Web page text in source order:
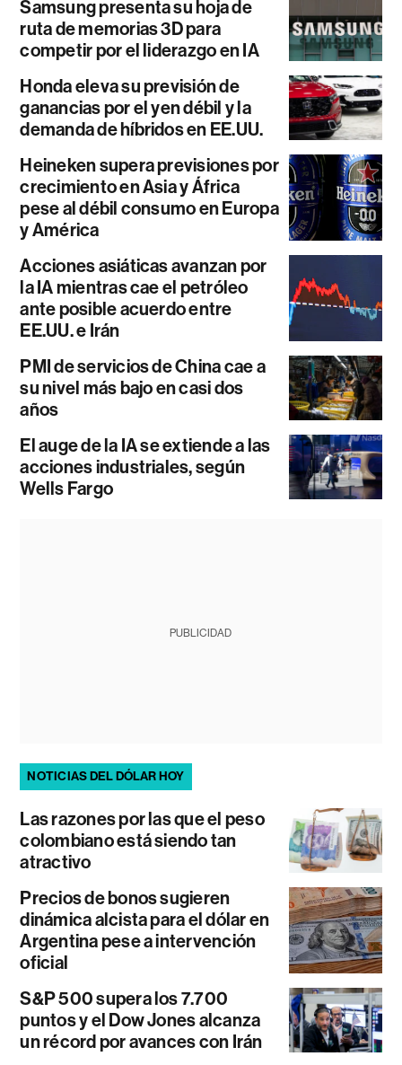
Samsung presenta su hoja de
ruta de memorias 3D para
competir por el liderazgo en IA
Honda eleva su previsión de
ganancias por el yen débil y la
demanda de híbridos en EE.UU.
Heineken supera previsiones por
crecimiento en Asia y África
pese al débil consumo en Europa
y América
Acciones asiáticas avanzan por
la IA mientras cae el petróleo
ante posible acuerdo entre
EE.UU. e Irán
PMI de servicios de China cae a
su nivel más bajo en casi dos
años
El auge de la IA se extiende a las
acciones industriales, según
Wells Fargo
PUBLICIDAD
NOTICIAS DEL DÓLAR HOY
Las razones por las que el peso
colombiano está siendo tan
atractivo
Precios de bonos sugieren
dinámica alcista para el dólar en
Argentina pese a intervención
oficial
S&P 500 supera los 7.700
puntos y el Dow Jones alcanza
un récord por avances con Irán